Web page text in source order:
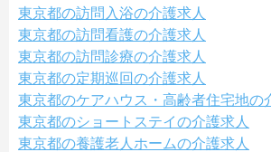
東京都の訪問入浴の介護求人
東京都の訪問看護の介護求人
東京都の訪問診療の介護求人
東京都の定期巡回の介護求人
東京都のケアハウス・高齢者住宅地の
東京都のショートステイの介護求人
東京都の養護老人ホームの介護求人